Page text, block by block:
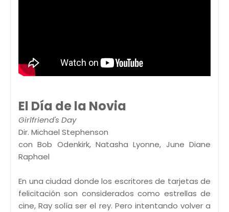
El Día de la Novia
Girlfriend's Day
Dir. Michael Stephenson
con Bob Odenkirk, Natasha Lyonne, June Diane
Raphael
En una ciudad donde los escritores de tarjetas de
felicitación son considerados como estrellas de
cine, Ray solía ser el rey. Pero intentando volver a